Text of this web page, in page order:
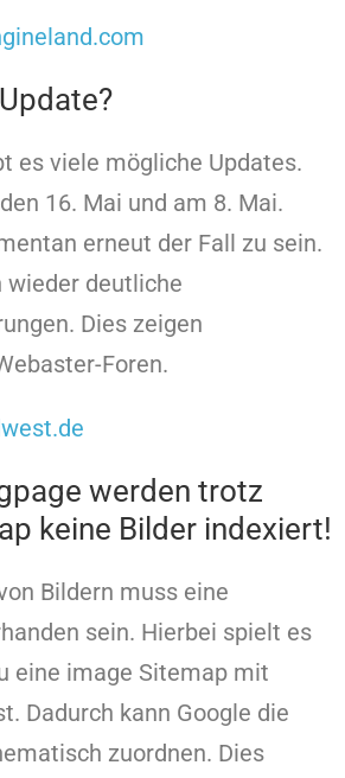
es viele mögliche Updates.
16. Mai und am 8. Mai.
erneut der Fall zu sein.
wieder deutliche
Dies zeigen
Foren.
werden trotz
keine Bilder indexiert!
Bildern muss eine
sein. Hierbei spielt es
eine image Sitemap mit
Dadurch kann Google die
zuordnen. Dies